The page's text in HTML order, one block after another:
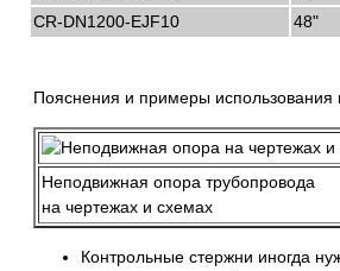
CR-DN1200-EJF10
48"
Пояснения и примеры использования
Неподвижная опора трубопровода
на чертежах и схемах
Контрольные стержни иногда